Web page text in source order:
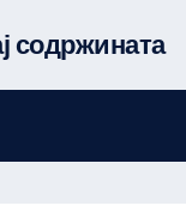
содржината